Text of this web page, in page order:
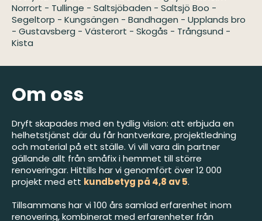
Norrort - Tullinge - Saltsjöbaden - Saltsjö Boo -
Segeltorp - Kungsängen - Bandhagen - Upplands bro
- Gustavsberg - Västerort - Skogås - Trångsund -
Kista
Om oss
Dryft skapades med en tydlig vision: att erbjuda en
helhetstjänst där du får hantverkare, projektledning
och material på ett ställe. Vi vill vara din partner
gällande allt från småfix i hemmet till större
renoveringar. Hittills har vi genomfört över 12 000
projekt med ett kundbetyg på 4,8 av 5.
Tillsammans har vi 100 års samlad erfarenhet inom
renovering, kombinerat med erfarenheter från